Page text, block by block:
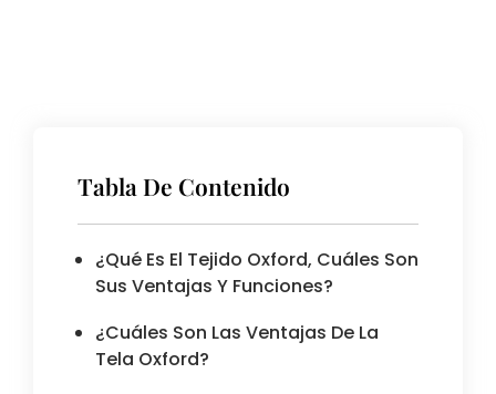
Tabla De Contenido
¿Qué Es El Tejido Oxford, Cuáles Son
Sus Ventajas Y Funciones?
¿Cuáles Son Las Ventajas De La
Tela Oxford?